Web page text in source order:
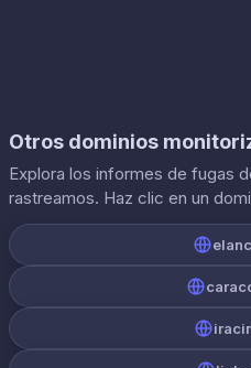
Otros dominios
Explora los informes de fugas
rastreamos. Haz clic en un